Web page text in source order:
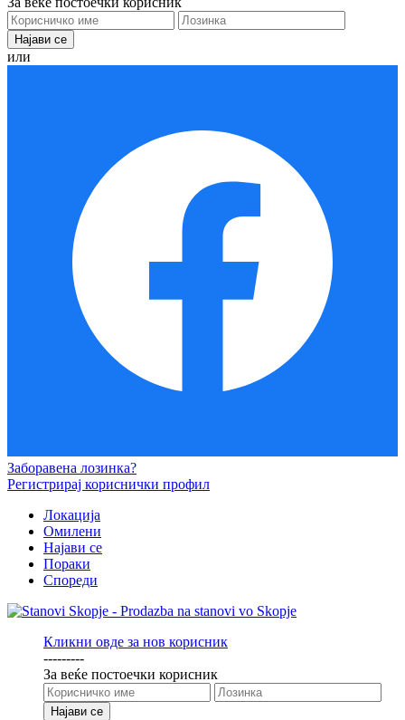
или
Заборавена лозинка?
Регистрирај кориснички профил
Локација
Омилени
Најави се
Пораки
Спореди
Кликни овде за нов корисник
---------
За веќе постоечки корисник